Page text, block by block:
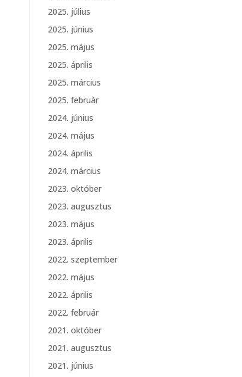
2025. július
2025. június
2025. május
2025. április
2025. március
2025. február
2024. június
2024. május
2024. április
2024. március
2023. október
2023. augusztus
2023. május
2023. április
2022. szeptember
2022. május
2022. április
2022. február
2021. október
2021. augusztus
2021. június